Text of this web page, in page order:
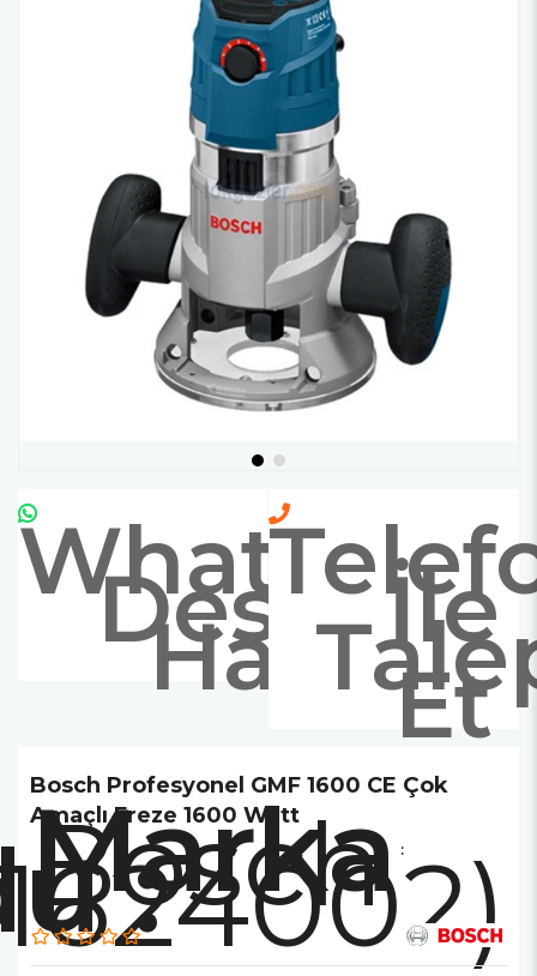
Whatsapp
Destek
Hattıİle
Et
Bosch Profesyonel GMF 1600 CE Çok
Amaçlı Freze 1600 Watt
Marka :
Bosch